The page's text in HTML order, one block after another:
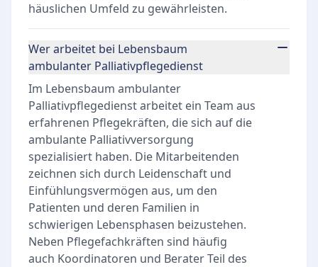
häuslichen Umfeld zu gewährleisten.
Wer arbeitet bei Lebensbaum
ambulanter Palliativpflegedienst
Im Lebensbaum ambulanter
Palliativpflegedienst arbeitet ein Team aus
erfahrenen Pflegekräften, die sich auf die
ambulante Palliativversorgung
spezialisiert haben. Die Mitarbeitenden
zeichnen sich durch Leidenschaft und
Einfühlungsvermögen aus, um den
Patienten und deren Familien in
schwierigen Lebensphasen beizustehen.
Neben Pflegefachkräften sind häufig
auch Koordinatoren und Berater Teil des